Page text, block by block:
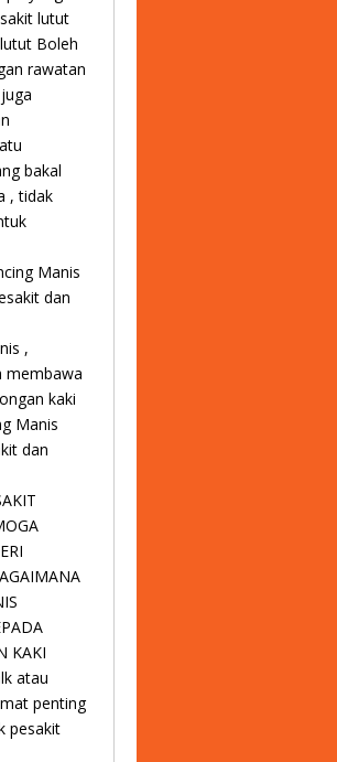
lutut
Boleh
rawatan
bakal
, tidak
Manis
dan
,
membawa
kaki
Manis
dan
KAKI
atau
penting
pesakit